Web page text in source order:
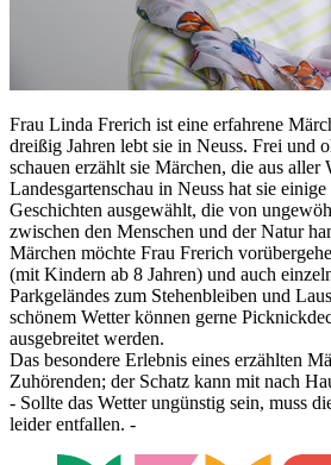
Frau Linda Frerich ist eine erfahrene
dreißig Jahren lebt sie in Neuss. Frei und
schauen erzählt sie Märchen, die aus aller
Landesgartenschau in Neuss hat sie
Geschichten ausgewählt, die von
zwischen den Menschen und der Natur
Märchen möchte Frau Frerich
(mit Kindern ab 8 Jahren) und auch
Parkgeländes zum Stehenbleiben und
schönem Wetter können gerne
ausgebreitet werden.
Das besondere Erlebnis eines erzählten
Zuhörenden; der Schatz kann mit nach
- Sollte das Wetter ungünstig sein, muss
leider entfallen. -